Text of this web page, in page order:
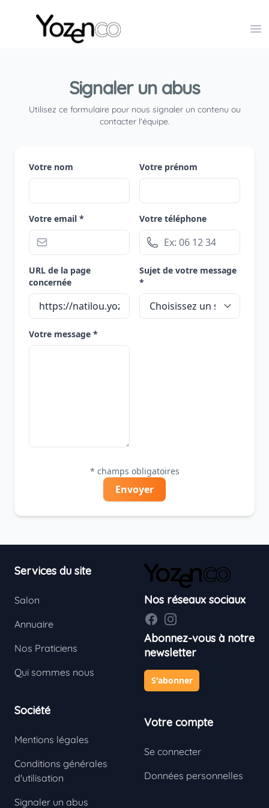
Yozenco - Organisateur de Salons, Evénements et
Signaler un abus
Utilisez ce formulaire pour nous signaler un contenu ou
contacter l'équipe.
Votre nom Votre prénom
Votre email * Votre téléphone
URL de la page
concernée
Sujet de votre message
*
Votre message *
* champs obligatoires
Envoyer
Services du site
Salon
Annuaire
Nos Praticiens
Qui sommes nous
Société
Mentions légales
Conditions générales
d'utilisation
Signaler un abus
Nos réseaux sociaux
FacebookInstagram
Abonnez-vous à notre
newsletter
S'abonner
Votre compte
Se connecter
Données personnelles